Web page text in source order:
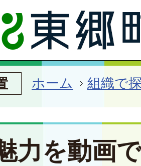
ホーム 組織で
力を動画